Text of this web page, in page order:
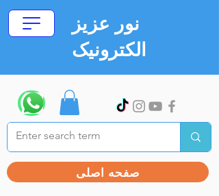
نور عزیز
الکترونیک
صفحه اصلی